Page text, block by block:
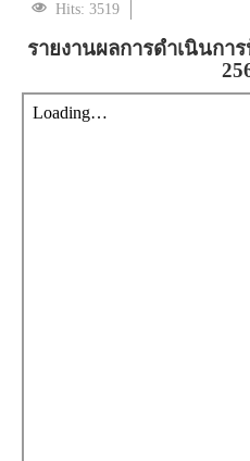
Hits: 3519
รายงานผลการดำเนินกา